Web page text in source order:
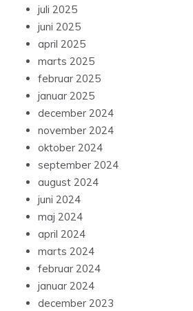
juli 2025
juni 2025
april 2025
marts 2025
februar 2025
januar 2025
december 2024
november 2024
oktober 2024
september 2024
august 2024
juni 2024
maj 2024
april 2024
marts 2024
februar 2024
januar 2024
december 2023